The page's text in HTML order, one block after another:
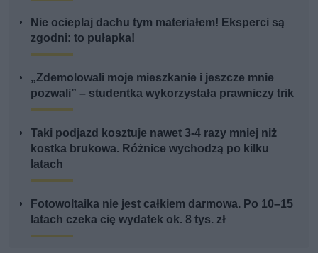
Nie ocieplaj dachu tym materiałem! Eksperci są
zgodni: to pułapka!
„Zdemolowali moje mieszkanie i jeszcze mnie
pozwali” – studentka wykorzystała prawniczy trik
Taki podjazd kosztuje nawet 3-4 razy mniej niż
kostka brukowa. Różnice wychodzą po kilku
latach
Fotowoltaika nie jest całkiem darmowa. Po 10–15
latach czeka cię wydatek ok. 8 tys. zł